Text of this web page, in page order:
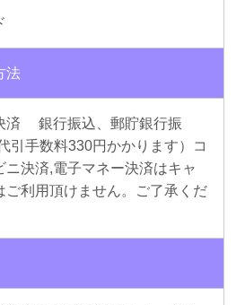
法
済 銀行振込、郵貯銀行振
引手数料330円かかります）コ
ニ決済,電子マネー決済はキャ
ご利用頂けません。ご了承くだ